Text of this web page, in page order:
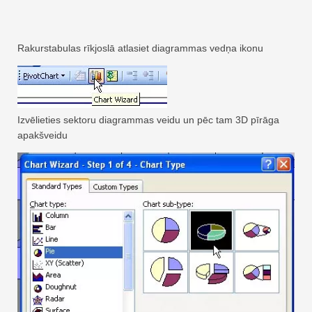
Rakurstabulas rīkjoslā atlasiet diagrammas vedņa ikonu
Izvēlieties sektoru diagrammas veidu un pēc tam 3D pīrāga
apakšveidu